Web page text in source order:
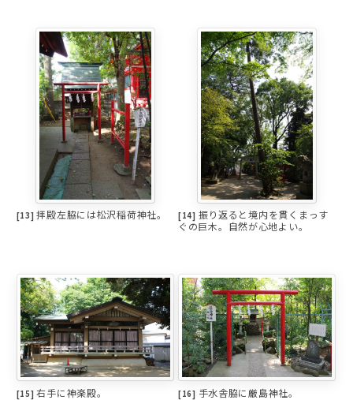
[13]拝殿左脇には松沢稲荷神社。 [14] 振り返ると境内を貫くまっす
ぐの巨木。自然が心地よい。
[15]右手に神楽殿。 [16] 手水舎脇に厳島神社。